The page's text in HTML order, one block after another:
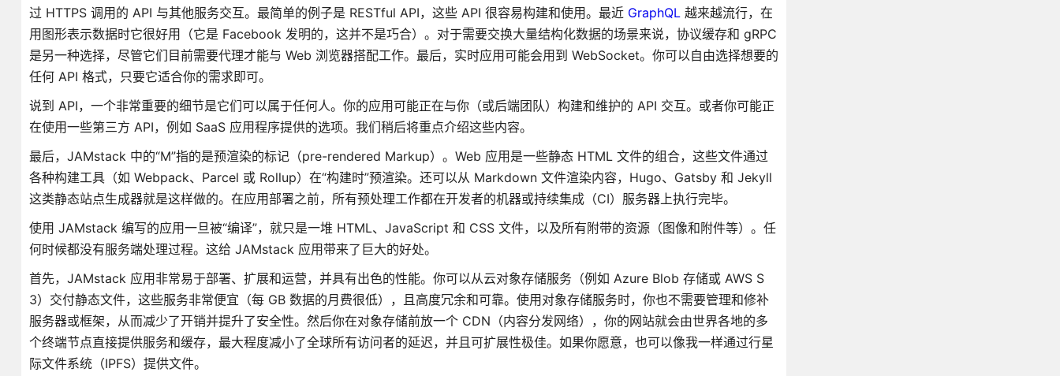
过 HTTPS 调用的 API 与其他服务交互。最简单的例子是 RESTful API，这些 API 很容易构建和使用。最近 GraphQL越来越流行，在
用图形表示数据时它很好用（它是 Facebook 发明的，这并不是巧合）。对于需要交换大量结构化数据的场景来说，协议缓存和 gRPC
是另一种选择，尽管它们目前需要代理才能与 Web 浏览器搭配工作。最后，实时应用可能会用到 WebSocket。你可以自由选择想要的
任何 API 格式，只要它适合你的需求即可。
说到 API，一个非常重要的细节是它们可以属于任何人。你的应用可能正在与你（或后端团队）构建和维护的 API 交互。或者你可能正
在使用一些第三方 API，例如 SaaS 应用程序提供的选项。我们稍后将重点介绍这些内容。
最后，JAMstack 中的“M”指的是预渲染的标记（pre-rendered Markup）。Web 应用是一些静态 HTML 文件的组合，这些文件通过
各种构建工具（如 Webpack、Parcel 或 Rollup）在“构建时”预渲染。还可以从 Markdown 文件渲染内容，Hugo、Gatsby 和 Jekyll
这类静态站点生成器就是这样做的。在应用部署之前，所有预处理工作都在开发者的机器或持续集成（CI）服务器上执行完毕。
使用 JAMstack 编写的应用一旦被“编译”，就只是一堆 HTML、JavaScript 和 CSS 文件，以及所有附带的资源（图像和附件等）。任
何时候都没有服务端处理过程。这给 JAMstack 应用带来了巨大的好处。
首先，JAMstack 应用非常易于部署、扩展和运营，并具有出色的性能。你可以从云对象存储服务（例如 Azure Blob 存储或 AWS S
3）交付静态文件，这些服务非常便宜（每 GB 数据的月费很低），且高度冗余和可靠。使用对象存储服务时，你也不需要管理和修补
服务器或框架，从而减少了开销并提升了安全性。然后你在对象存储前放一个 CDN（内容分发网络），你的网站就会由世界各地的多
个终端节点直接提供服务和缓存，最大程度减小了全球所有访问者的延迟，并且可扩展性极佳。如果你愿意，也可以像我一样通过行星
际文件系统（IPFS）提供文件。